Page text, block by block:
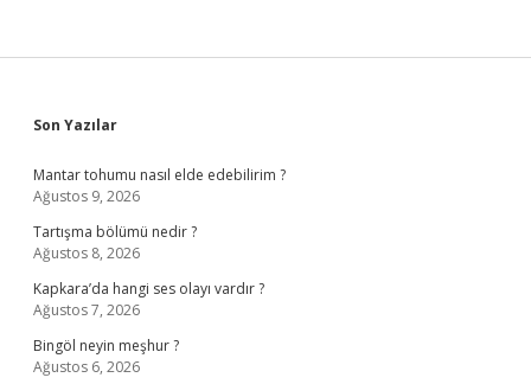
Sidebar
Son Yazılar
Mantar tohumu nasıl elde edebilirim ?
Ağustos 9, 2026
Tartışma bölümü nedir ?
Ağustos 8, 2026
Kapkara’da hangi ses olayı vardır ?
Ağustos 7, 2026
Bingöl neyin meşhur ?
Ağustos 6, 2026